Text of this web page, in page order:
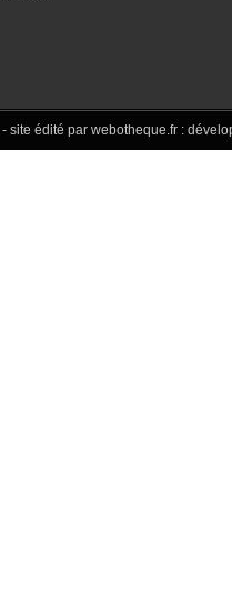
- site édité par webotheque.fr :